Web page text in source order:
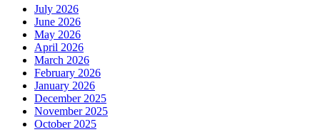
July 2026
June 2026
May 2026
April 2026
March 2026
February 2026
January 2026
December 2025
November 2025
October 2025